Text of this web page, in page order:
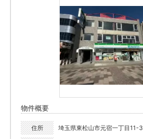
物件概要
住所 埼玉県東松山市元宿一丁目11-3